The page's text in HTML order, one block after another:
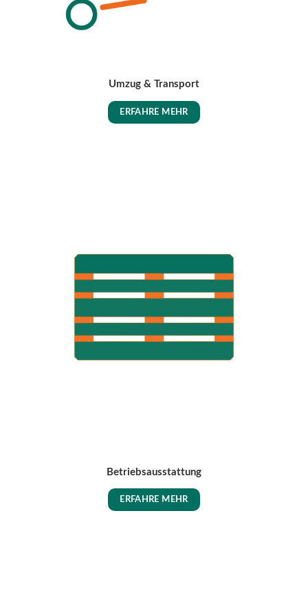
Umzug & Transport
ERFAHRE MEHR
Betriebsausstattung
ERFAHRE MEHR